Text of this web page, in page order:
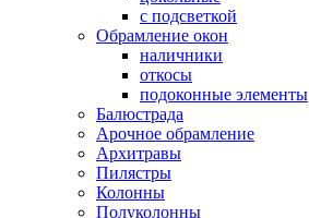
с подсветкой
Обрамление окон
наличники
откосы
подоконные элементы
Балюстрада
Арочное обрамление
Архитравы
Пилястры
Колонны
Полуколонны